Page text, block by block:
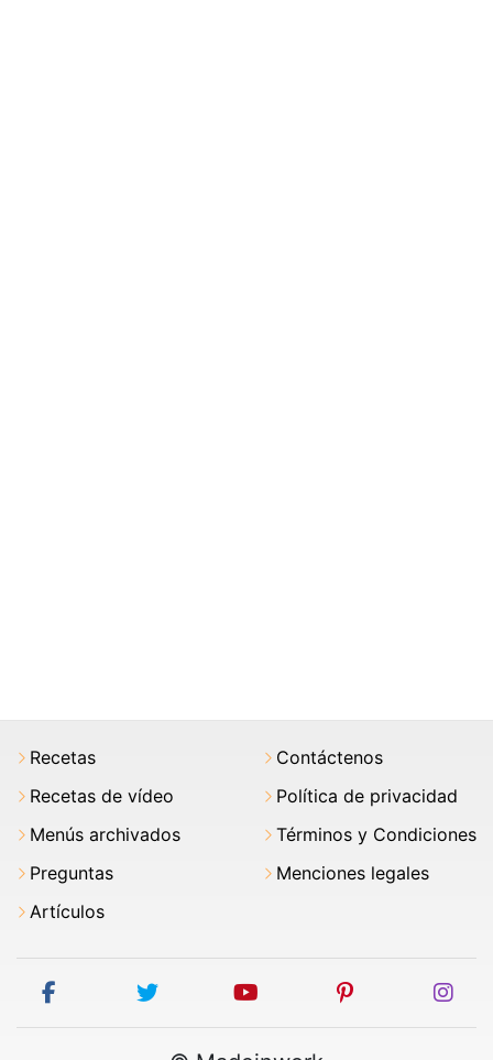
Recetas
Recetas de vídeo
Menús archivados
Preguntas
Artículos
Contáctenos
Política de privacidad
Términos y Condiciones
Menciones legales
facebook twitter youtube pinterest